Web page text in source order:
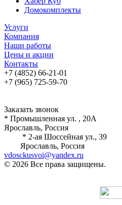
Домокомплекты
Услуги
Компания
Наши работы
Цены и акции
Контакты
+7 (4852) 66-21-01
+7 (965) 725-59-70
Заказать звонок
* Промышленная ул. , 20А
Ярославль, Россия
* 2-ая Шоссейная ул., 39
Ярославль, Россия
vdosckusvoi@yandex.ru
© 2026 Все права защищены.